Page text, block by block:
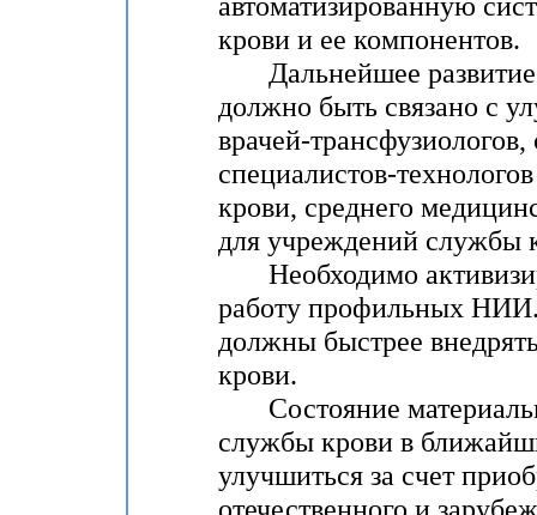
крови и ее компонентов.
Дальнейшее развитие
должно быть связано с
врачей-
специалистов-
крови, среднего
для учреждений службы
Необходимо
работу профильных
должны быстрее
крови.
Состояние
службы крови в
улучшиться за счет
отечественного и